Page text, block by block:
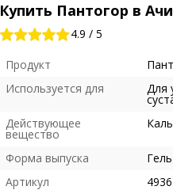
Купить Пантогор в
4.9 / 5
Продукт
Используется для
Для
Действующее
вещество
Форма выпуска
Гель
Артикул